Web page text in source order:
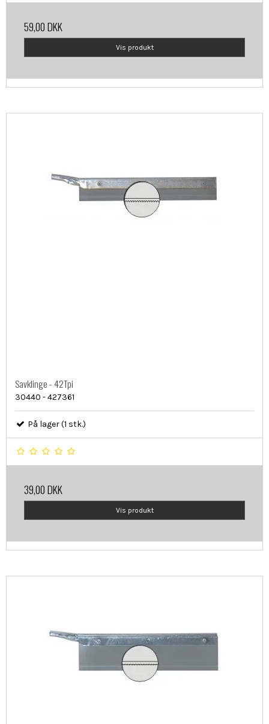
59,00 DKK
Vis produkt
Savklinge - 42Tpi
30440 - 427361
På lager (1 stk.)
39,00 DKK
Vis produkt